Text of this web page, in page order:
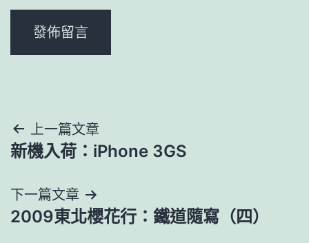
文
章
導
覽
上一篇文章
新機入荷：iPhone 3GS
下一篇文章
2009東北櫻花行：鐵道隨寫（四）